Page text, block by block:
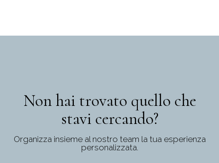
Non hai trovato quello che
stavi cercando?
Organizza insieme al nostro team la tua esperienza
personalizzata.